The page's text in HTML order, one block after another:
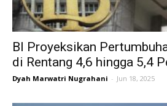
BI Proyeksikan
di Rentang 4,6 hingga 5,4
Dyah Marwatri Nugrahani - Jun 18, 2025